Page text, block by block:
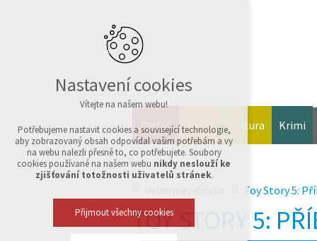
Zprávy Sport Kultura Krimi
Toy Story 5:
TOY STORY 5:
Nastavení cookies
Vítejte na našem webu!
Potřebujeme nastavit cookies a související technologie,
aby zobrazovaný obsah odpovídal vašim potřebám a vy
na webu nalezli přesně to, co potřebujete. Soubory
cookies používané na našem webu nikdy neslouží ke
zjišťování totožnosti uživatelů stránek.
Přijmout všechny cookies